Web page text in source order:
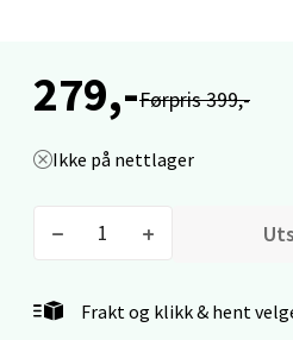
279,-Førpris 399,-
Ikke på nettlager
Frakt og klikk & hent
Mo i Rana - Thon
Fridtjof Nansensgate 22,
Åpent i dag 09-19